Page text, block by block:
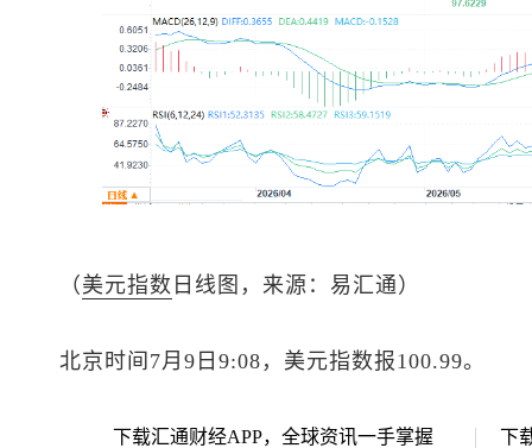
（美元指数 日线图，来源：易汇通）
北京时间7月9日9:08， 美元指数报100.99。
下载汇通财经APP，全球资讯一手掌握 下